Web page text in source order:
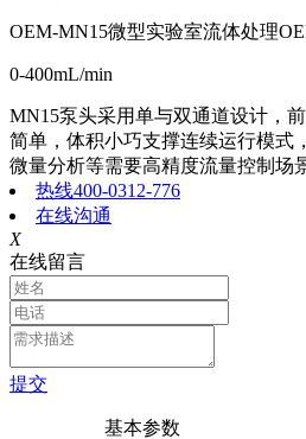
OEM-MN15微型实验室流体处理
0-400mL/min
MN15泵头采用单与双通道设计，
简单，体积小巧支撑连续运行模式
微量分析等需要高精度流量控制场
热线400-0312-776
在线沟通
X
在线留言
提交
基本参数